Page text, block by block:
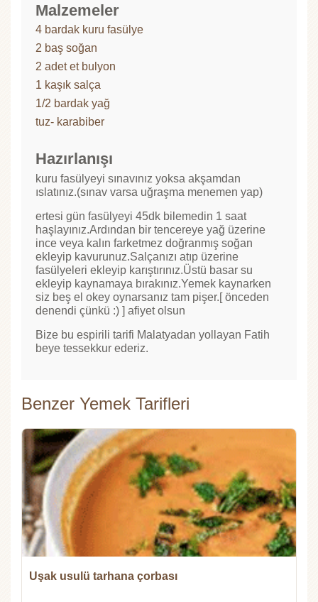
Malzemeler
4 bardak kuru fasülye
2 baş soğan
2 adet et bulyon
1 kaşık salça
1/2 bardak yağ
tuz- karabiber
Hazırlanışı
kuru fasülyeyi sınavınız yoksa akşamdan
ıslatınız.(sınav varsa uğraşma menemen yap)
ertesi gün fasülyeyi 45dk bilemedin 1 saat
haşlayınız.Ardından bir tencereye yağ üzerine
ince veya kalın farketmez doğranmış soğan
ekleyip kavurunuz.Salçanızı atıp üzerine
fasülyeleri ekleyip karıştırınız.Üstü basar su
ekleyip kaynamaya bırakınız.Yemek kaynarken
siz beş el okey oynarsanız tam pişer.[ önceden
denendi çünkü :) ] afiyet olsun
Bize bu espirili tarifi Malatyadan yollayan Fatih
beye tessekkur ederiz.
Benzer Yemek Tarifleri
Uşak usulü tarhana çorbası